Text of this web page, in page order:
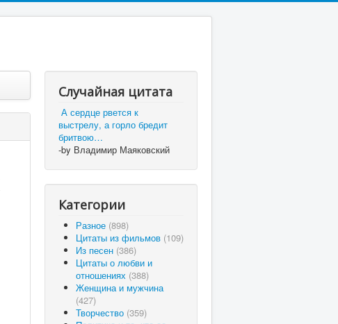
Случайная цитата
А сердце рвется к
выстрелу, а горло бредит
бритвою…
-by Владимир Маяковский
Категории
Разное (898)
Цитаты из фильмов (109)
Из песен (386)
Цитаты о любви и
отношениях (388)
Женщина и мужчина
(427)
Творчество (359)